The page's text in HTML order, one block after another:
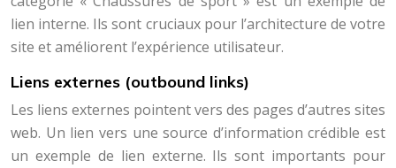
lien interne. Ils sont cruciaux pour l’architecture de votre
site et améliorent l’expérience utilisateur.
Liens externes (outbound links)
Les liens externes pointent vers des pages d’autres sites
web. Un lien vers une source d’information crédible est
un exemple de lien externe. Ils sont importants pour